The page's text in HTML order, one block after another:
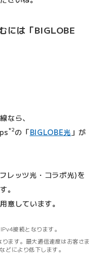
には「BIGLOBE
なら、
*2の「BIGLOBE光 」が
レッツ光・コラボ光)を
。
意しています。
接続となります。
ます。最大通信速度はお客さま
どにより低下します。